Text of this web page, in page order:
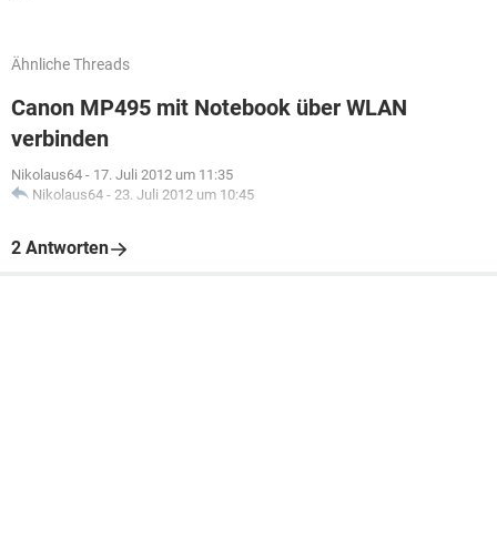
Ähnliche Threads
Canon MP495 mit Notebook über WLAN
verbinden
Nikolaus64 - 17. Juli 2012 um 11:35
Nikolaus64 - 23. Juli 2012 um 10:45
2 Antworten